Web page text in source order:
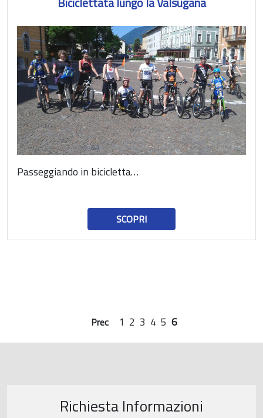
Passeggiando in bicicletta…
SCOPRI
Prec 1 2 3 4 5 6
Richiesta Informazioni